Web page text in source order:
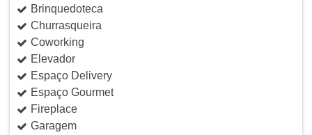
Brinquedoteca
Churrasqueira
Coworking
Elevador
Espaço Delivery
Espaço Gourmet
Fireplace
Garagem